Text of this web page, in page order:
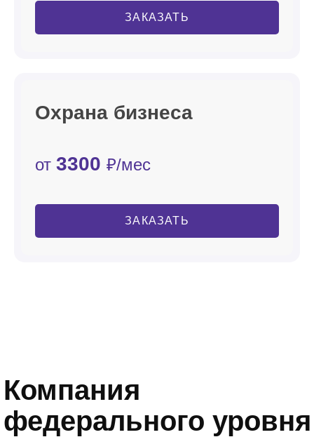
ЗАКАЗАТЬ
Охрана бизнеса
от 3300 ₽/мес
ЗАКАЗАТЬ
Компания
федерального уровня